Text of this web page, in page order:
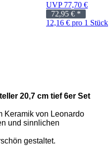
UVP 77,70 €
72,95 € *
12,16 € pro 1 Stück
20,7 cm tief 6er Set
Keramik von Leonardo
und sinnlichen
gestaltet.